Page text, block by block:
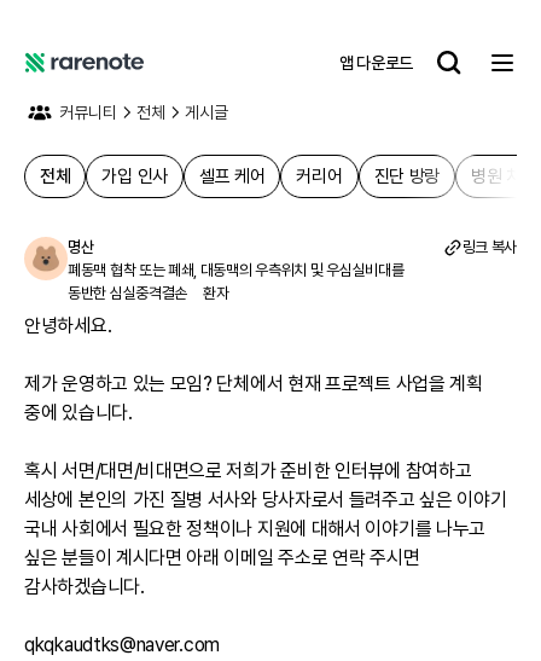
어
트
앱 다운로드
커뮤니티 전체 게시글
전체 가입 인사 셀프 케어 커리어 진단 방랑 병원 치료
명산
폐동맥 협착 또는 폐쇄, 대동맥의 우측위치 및 우심실비대를
동반한 심실중격결손
환자
링크 복사
안녕하세요.
제가 운영하고 있는 모임? 단체에서 현재 프로젝트 사업을 계획
중에 있습니다.
혹시 서면/대면/비대면으로 저희가 준비한 인터뷰에 참여하고
세상에 본인의 가진 질병 서사와 당사자로서 들려주고 싶은 이야기
국내 사회에서 필요한 정책이나 지원에 대해서 이야기를 나누고
싶은 분들이 계시다면 아래 이메일 주소로 연락 주시면
감사하겠습니다.
qkqkaudtks@naver.com